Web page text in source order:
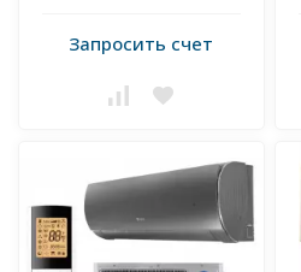
Запросить счет